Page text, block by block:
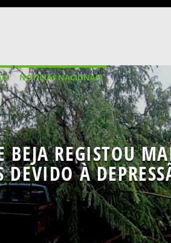
NOTÍCIAS NACIONAIS
BEJA REGISTOU
DEVIDO À